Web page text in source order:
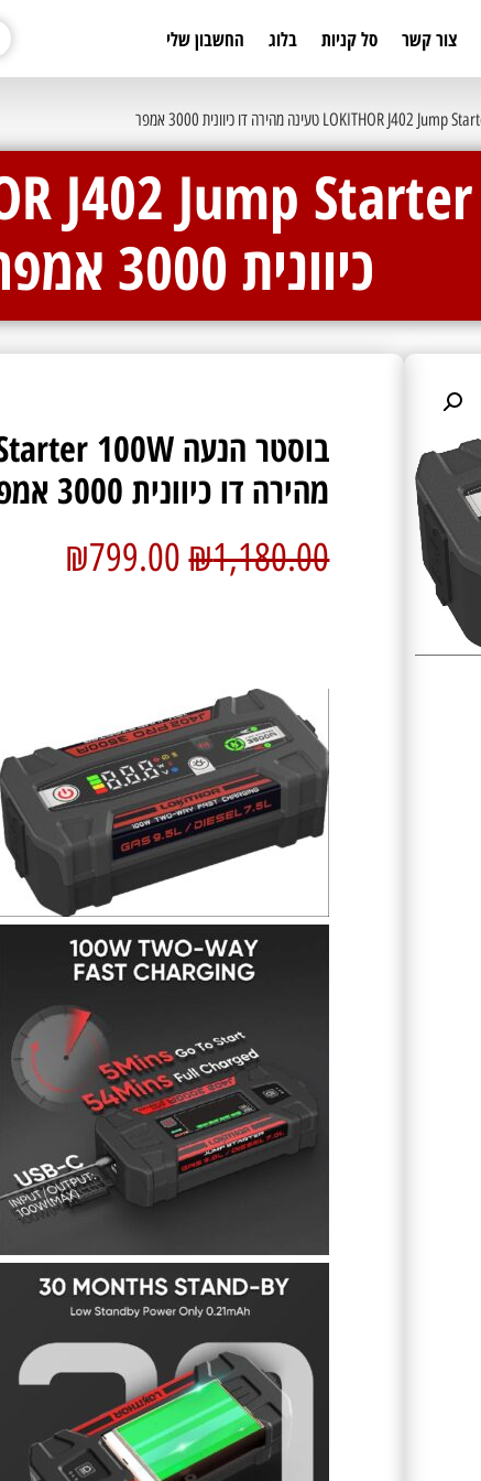
צור קשר סל קניות בלוג החשבון שלי
כיוונית 3000 אמפר
מהירה דו כיוונית 3000 אמפר
₪1,180.00
₪799.00